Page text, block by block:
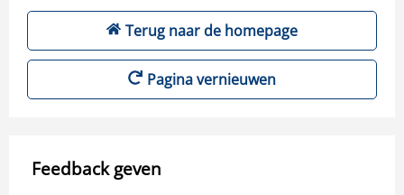
Terug naar de homepage
Pagina vernieuwen
Feedback geven